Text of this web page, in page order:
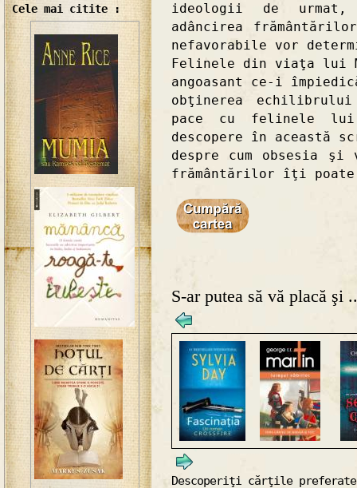
Cele mai citite :
ideologii de urmat,
adâncirea
nefavorabile vor
Felinele din viaţa lui
angoasant ce-i
obţinerea
pace cu felinele
descopere în această
despre cum obsesia
frământărilor îţi
S-ar putea să vă placă şi
Descoperiţi cărţile